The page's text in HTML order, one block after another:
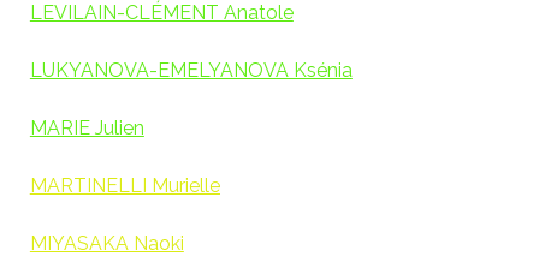
LEVILAIN-CLÉMENT Anatole
LUKYANOVA-EMELYANOVA Ksénia
MARIE Julien
MARTINELLI Murielle
MIYASAKA Naoki